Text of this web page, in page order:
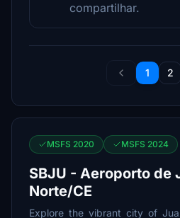
compartilhar.
1 2
MSFS 2020 MSFS 2024
SBJU - Aeroporto de
Norte/CE
Explore the vibrant city of